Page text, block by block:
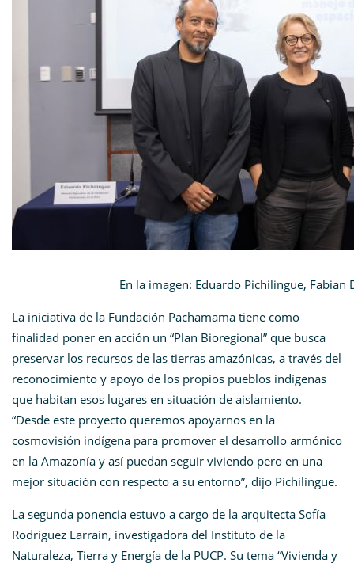
En la imagen: Eduardo Pichilingue, Fabian
La iniciativa de la Fundación Pachamama tiene como
finalidad poner en acción un “Plan Bioregional” que busca
preservar los recursos de las tierras amazónicas, a través del
reconocimiento y apoyo de los propios pueblos indígenas
que habitan esos lugares en situación de aislamiento.
“Desde este proyecto queremos apoyarnos en la
cosmovisión indígena para promover el desarrollo armónico
en la Amazonía y así puedan seguir viviendo pero en una
mejor situación con respecto a su entorno”, dijo Pichilingue.
La segunda ponencia estuvo a cargo de la arquitecta Sofía
Rodríguez Larraín, investigadora del Instituto de la
Naturaleza, Tierra y Energía de la PUCP. Su tema “Vivienda y